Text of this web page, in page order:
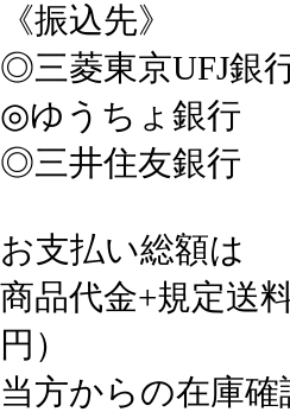
《振込先》
◎三菱東京UFJ銀
◎ゆうちょ銀行
◎三井住友銀行
お支払い総額は
商品代金+規定送
円）
当方からの在庫